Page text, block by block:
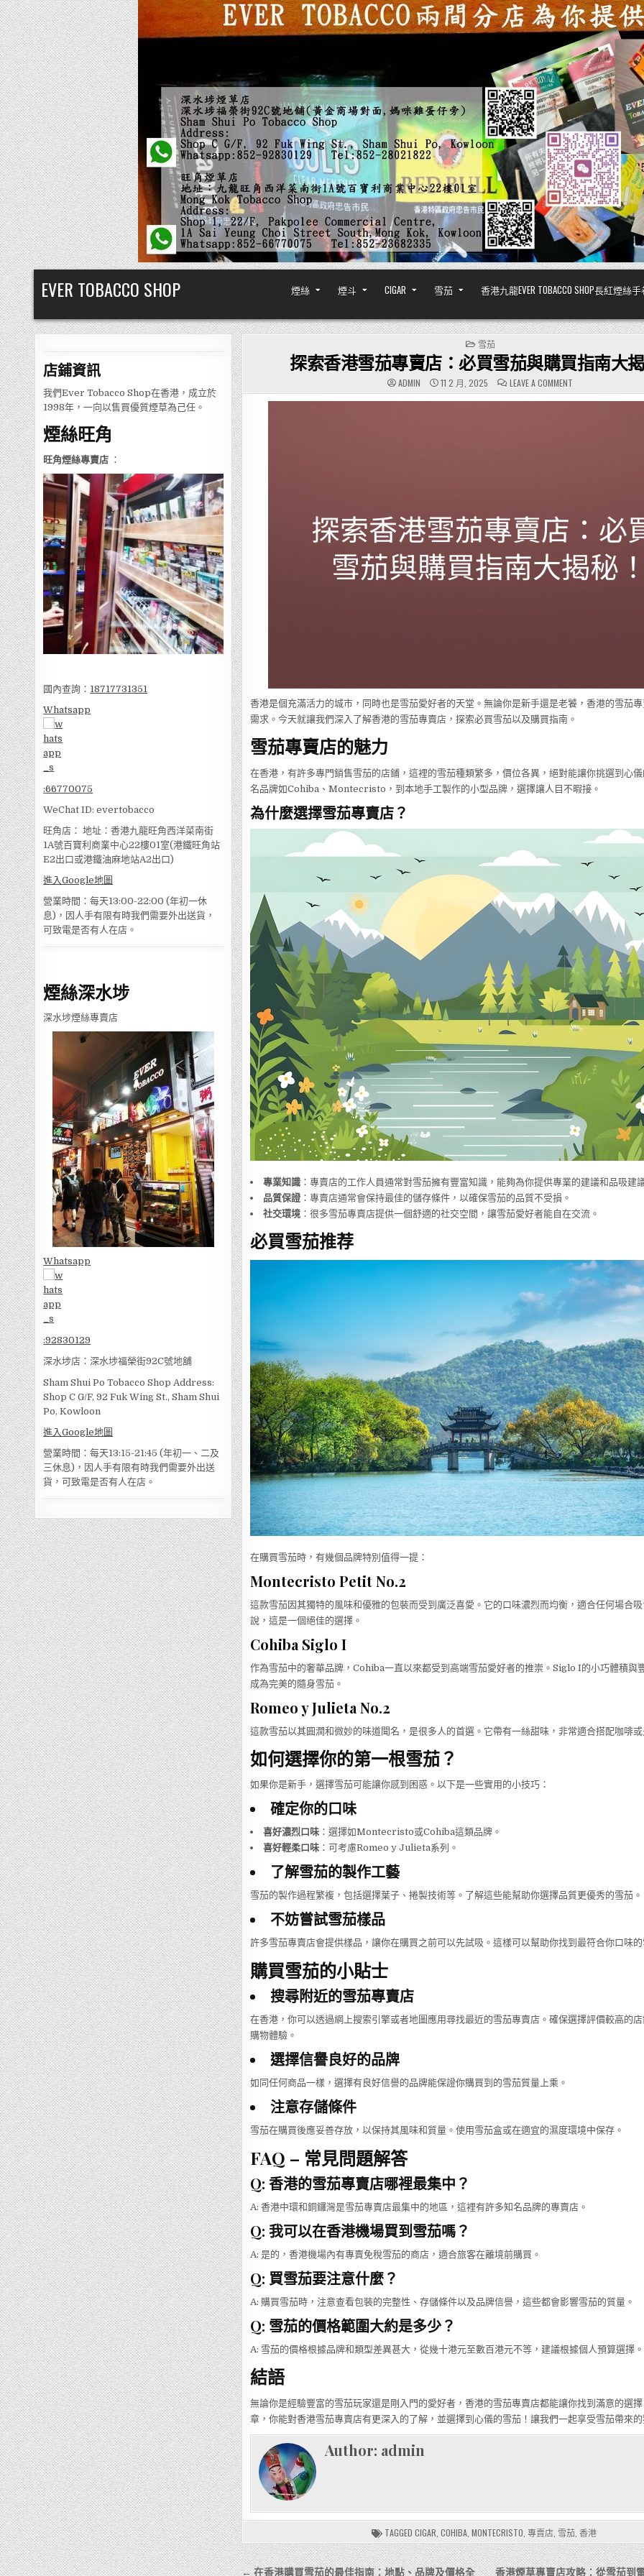
Skip
to
content
EVER TOBACCO SHOP 煙絲 煙斗 CIGAR 雪茄 香港九龍EVER TOBACCO SHOP長紅煙
店鋪資訊
我們Ever Tobacco Shop在香港，成立於
1998年，一向以售買優質煙草為己任。
煙絲旺角
旺角煙絲專賣店 ：
國內查詢： 18717731351
Whatsapp
:66770075
WeChat ID: evertobacco
旺角店： 地址：香港九龍旺角西洋菜南街
1A號百寶利商業中心22樓01室(港鐵旺角站
E2出口或港鐵油麻地站A2出口)
進入Google地圖
營業時間：每天13:00-22:00 (年初一休
息)，因人手有限有時我們需要外出送貨，
可致電是否有人在店。
煙絲深水埗
深水埗煙絲專賣店
Whatsapp
:92830129
深水埗店：深水埗福榮街92C號地舖
Sham Shui Po Tobacco Shop Address:
Shop C G/F, 92 Fuk Wing St., Sham Shui
Po, Kowloon
進入Google地圖
營業時間：每天13:15-21:45 (年初一、二及
三休息)，因人手有限有時我們需要外出送
貨，可致電是否有人在店。
POSTED
IN
雪茄
探索香港雪茄專賣店：必買雪茄與購買指南大
ADMIN 11 2 月, 2025 LEAVE A COMMENT
探
索
揭
秘！
香港是個充滿活力的城市，同時也是雪茄愛好者的天堂。無論你是新手還是老饕，香港的雪茄
需求。今天就讓我們深入了解香港的雪茄專賣店，探索必買雪茄以及購買指南。
雪茄專賣店的魅力
在香港，有許多專門銷售雪茄的店鋪，這裡的雪茄種類繁多，價位各異，絕對能讓你挑選到心
名品牌如Cohiba、Montecristo，到本地手工製作的小型品牌，選擇讓人目不暇接。
為什麼選擇雪茄專賣店？
專業知識：專賣店的工作人員通常對雪茄擁有豐富知識，能夠為你提供專業的建議和品吸建
品質保證：專賣店通常會保持最佳的儲存條件，以確保雪茄的品質不受損。
社交環境：很多雪茄專賣店提供一個舒適的社交空間，讓雪茄愛好者能自在交流。
必買雪茄推荐
在購買雪茄時，有幾個品牌特別值得一提：
Montecristo Petit No.2
這款雪茄因其獨特的風味和優雅的包裝而受到廣泛喜愛。它的口味濃烈而均衡，適合任何場合
說，這是一個絕佳的選擇。
Cohiba Siglo I
作為雪茄中的奢華品牌，Cohiba一直以來都受到高端雪茄愛好者的推崇。Siglo I的小巧體積與
成為完美的隨身雪茄。
Romeo y Julieta No.2
這款雪茄以其圓潤和微妙的味道聞名，是很多人的首選。它帶有一絲甜味，非常適合搭配咖啡
如何選擇你的第一根雪茄？
如果你是新手，選擇雪茄可能讓你感到困惑。以下是一些實用的小技巧：
確定你的口味
喜好濃烈口味：選擇如Montecristo或Cohiba這類品牌。
喜好輕柔口味：可考慮Romeo y Julieta系列。
了解雪茄的製作工藝
雪茄的製作過程繁複，包括選擇葉子、捲製技術等。了解這些能幫助你選擇品質更優秀的雪茄。
不妨嘗試雪茄樣品
許多雪茄專賣店會提供樣品，讓你在購買之前可以先試吸。這樣可以幫助你找到最符合你口味
購買雪茄的小貼士
搜尋附近的雪茄專賣店
在香港，你可以透過網上搜索引擎或者地圖應用尋找最近的雪茄專賣店。確保選擇評價較高的
購物體驗。
選擇信譽良好的品牌
如同任何商品一樣，選擇有良好信譽的品牌能保證你購買到的雪茄質量上乘。
注意存儲條件
雪茄在購買後應妥善存放，以保持其風味和質量。使用雪茄盒或在適宜的濕度環境中保存。
FAQ – 常見問題解答
Q: 香港的雪茄專賣店哪裡最集中？
A: 香港中環和銅鑼灣是雪茄專賣店最集中的地區，這裡有許多知名品牌的專賣店。
Q: 我可以在香港機場買到雪茄嗎？
A: 是的，香港機場內有專賣免稅雪茄的商店，適合旅客在離境前購買。
Q: 買雪茄要注意什麼？
A: 購買雪茄時，注意查看包裝的完整性、存儲條件以及品牌信譽，這些都會影響雪茄的質量。
Q: 雪茄的價格範圍大約是多少？
A: 雪茄的價格根據品牌和類型差異甚大，從幾十港元至數百港元不等，建議根據個人預算選擇。
結語
無論你是經驗豐富的雪茄玩家還是剛入門的愛好者，香港的雪茄專賣店都能讓你找到滿意的選
章，你能對香港雪茄專賣店有更深入的了解，並選擇到心儀的雪茄！讓我們一起享受雪茄帶來
Author: admin
TAGGED CIGAR COHIBA, MONTECRISTO 專賣店, 雪茄, 香港
香港煙草專賣店攻略：從雪茄到
← 在香港購買雪茄的最佳指南：地點、品牌及價格全